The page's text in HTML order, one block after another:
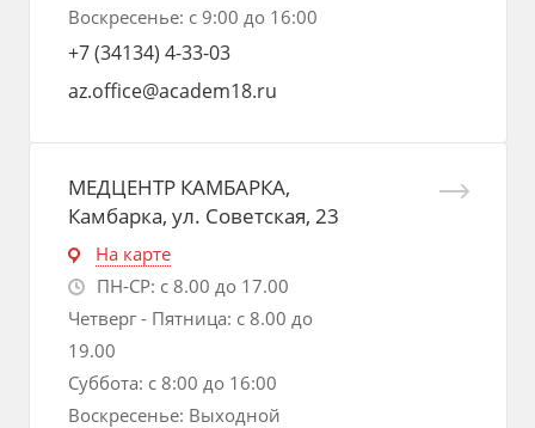
Воскресенье: с 9:00 до 16:00
+7 (34134) 4-33-03
az.office@academ18.ru
МЕДЦЕНТР КАМБАРКА,
Камбарка, ул. Советская, 23
На карте
ПН-СР: с 8.00 до 17.00
Четверг - Пятница: с 8.00 до
19.00
Суббота: с 8:00 до 16:00
Воскресенье: Выходной